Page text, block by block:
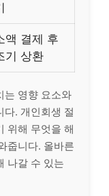
액 결제 후
기 상환
는 영향 요소와
다. 개인회생 절
위해 무엇을 해
줍니다. 올바른
나갈 수 있는